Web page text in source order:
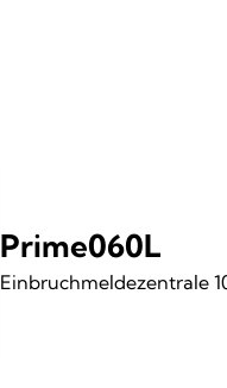
Prime060L
Einbruchmeldezentrale